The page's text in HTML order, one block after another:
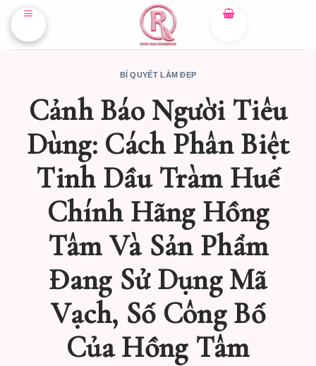
content
BÍ QUYẾT LÀM ĐẸP
Cảnh Báo Người Tiêu
Dùng: Cách Phân Biệt
Tinh Dầu Tràm Huế
Chính Hãng Hồng
Tâm Và Sản Phẩm
Đang Sử Dụng Mã
Vạch, Số Công Bố
Của Hồng Tâm